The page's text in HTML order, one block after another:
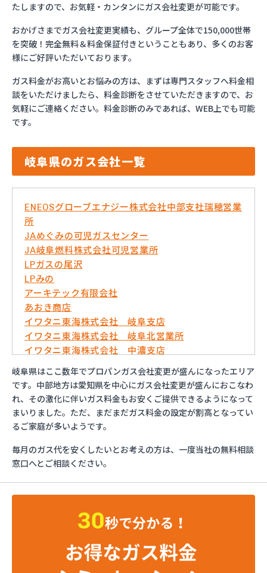
たしますので、お気軽・カンタンにガス会社変更が可能です。
おかげさまでガス会社変更実績も、グループ全体で150,000世帯
を突破！完全無料＆料金保証付きということもあり、多くのお客
様にご好評いただいております。
ガス料金がお高いとお悩みの方は、まずは専門スタッフへ料金相
談をいただけましたら、料金診断をさせていただきますので、お
気軽にご連絡ください。料金診断のみであれば、WEB上でも可能
です。
岐阜県のガス会社一覧
ENEOSグローブエナジー株式会社中部支社瑞穂営業
所
JAめぐみの可児ガスセンター
JA岐阜燃料株式会社可児営業所
LPガスの尾沢
LPみの
アーキテック有限会社
あおき商店
イワタニ東海株式会社 岐阜支店
イワタニ東海株式会社 岐阜北営業所
イワタニ東海株式会社 中濃支店
うぬまホームガス
ガステックサービス株式会社 瑞浪営業所
ガステックサービス株式会社 大垣支店
カニエJAPAN株式会社 大垣出張所
カネ友燃料有限会社
ハマセン株式会社本社
ひつじや商店
フジイ商店
マスヤプロパン店
ミツウロコ 岐阜営業所
ミライフ西日本株式会社 岐阜店
岐阜県はここ数年でプロパンガス会社変更が盛んになったエリア
です。中部地方は愛知県を中心にガス会社変更が盛んにおこなわ
れ、その激化に伴いガス料金もお安くご提供できるようになって
まいりました。ただ、まだまだガス料金の設定が割高となってい
るご家庭が多いようです。
毎月のガス代を安くしたいとお考えの方は、一度当社の無料相談
窓口へとご相談ください。